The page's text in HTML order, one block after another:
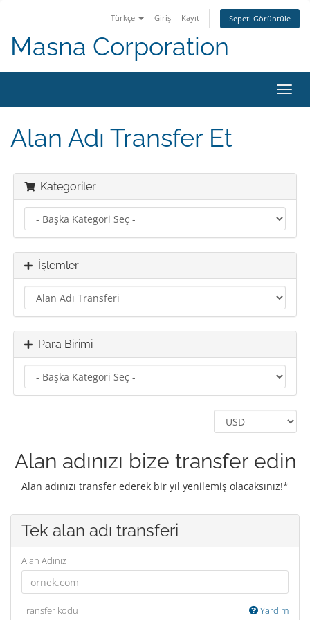
Türkçe Giriş Kayıt Sepeti Görüntüle
Masna Corporation
Alan Adı Transfer Et
Kategoriler
İşlemler
Para Birimi
Alan adınızı bize transfer edin
Alan adınızı transfer ederek bir yıl yenilemiş olacaksınız!*
Tek alan adı transferi
Alan Adınız
Transfer kodu Yardım